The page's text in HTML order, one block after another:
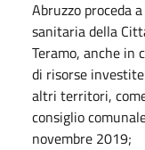
Abruzzo proceda
sanitaria della
Teramo, anche in
di risorse
altri territori,
consiglio
novembre 2019;